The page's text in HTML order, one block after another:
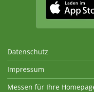
Datenschutz
Impressum
Messen für Ihre